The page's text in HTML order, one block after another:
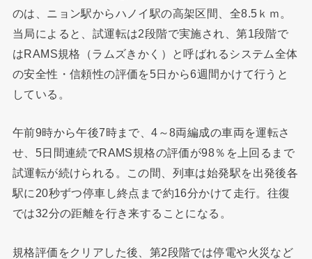
のは、ニョン駅からハノイ駅の高架区間、全8.5ｋｍ。
当局によると、試運転は2段階で実施され、第1段階で
はRAMS規格（ラムズきかく）と呼ばれるシステム全体
の安全性・信頼性の評価を5日から6週間かけて行うと
している。
午前9時から午後7時まで、4～8両編成の車両を運転さ
せ、5日間連続でRAMS規格の評価が98％を上回るまで
試運転が続けられる。この間、列車は始発駅を出発後各
駅に20秒ずつ停車し終点まで約16分かけて走行。往復
では32分の距離を行き来することになる。
規格評価をクリアした後、第2段階では停電や火災など